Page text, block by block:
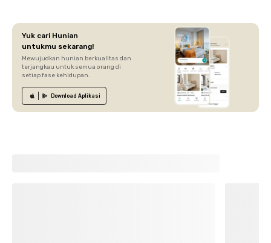
Yuk cari Hunian
untukmu sekarang!
Mewujudkan hunian berkualitas dan
terjangkau untuk semua orang di
setiap fase kehidupan.
Download Aplikasi